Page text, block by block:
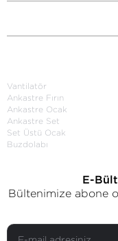
Vantilatör
Ankastre Fırın
Ankastre Ocak
Ankastre Set
Set Üstü Ocak
Buzdolabı
E-
Bültenimize abone